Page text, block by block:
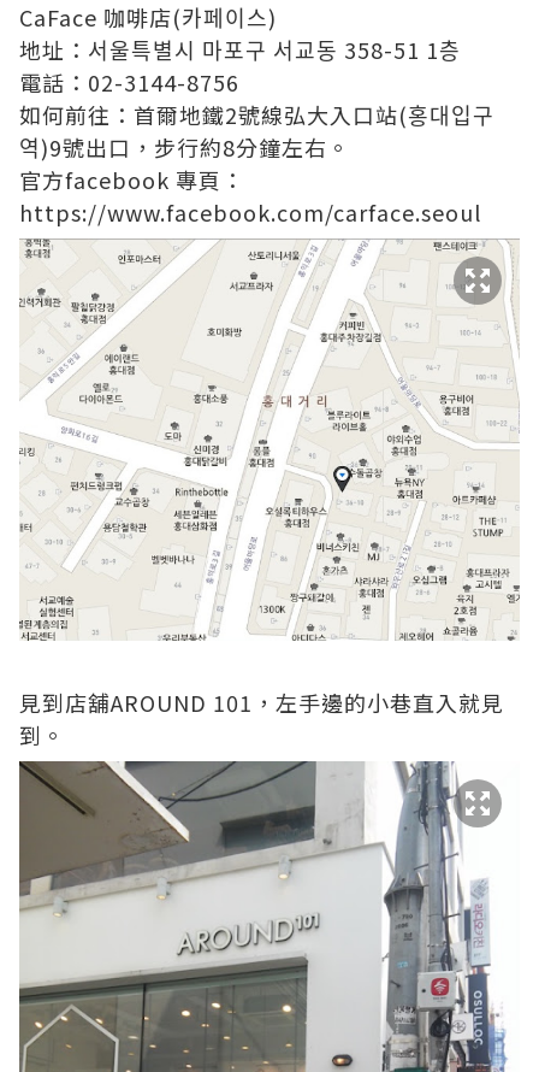
CaFace 咖啡店(카페이스)
地址：서울특별시 마포구 서교동 358-51 1층
電話：02-3144-8756
如何前往：首爾地鐵2號線弘大入口站(홍대입구
역)9號出口，步行約8分鐘左右。
官方facebook 專頁：
https://www.facebook.com/carface.seoul
見到店舖AROUND 101，左手邊的小巷直入就見
到。